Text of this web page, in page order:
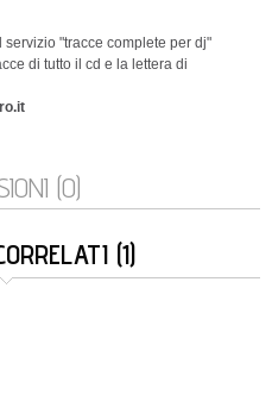
servizio "tracce complete per dj"
di tutto il cd e la lettera di
(0)
(1)